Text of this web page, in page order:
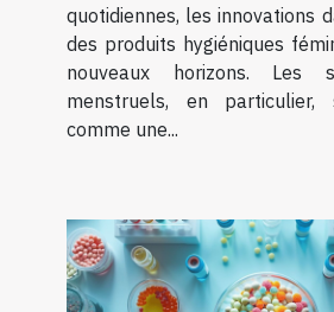
quotidiennes, les innovations
des produits hygiéniques
nouveaux horizons. Les
menstruels, en particulier,
comme une...